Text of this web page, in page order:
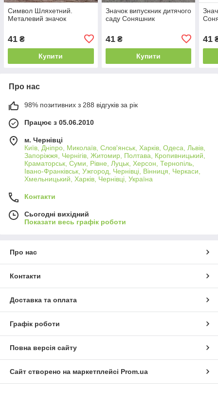
Символ Шляхетний.
Металевий значок
41 ₴
Купити
Значок випускник дитячого
саду Соняшник
41₴
Купити
41
Про нас
98% позитивних з 288 відгуків за рік
Працює з 05.06.2010
м. Чернівці
Київ, Дніпро, Миколаїв, Слов'янськ, Харків, Одеса, Львів,
Запоріжжя, Чернігів, Житомир, Полтава, Кропивницький,
Краматорськ, Суми, Рівне, Луцьк, Херсон, Тернопіль,
Івано-Франківськ, Ужгород, Чернівці, Вінниця, Черкаси,
Хмельницький, Харків, Чернівці, Україна
Контакти
Сьогодні вихідний
Показати весь графік роботи
Про нас
Контакти
Доставка та оплата
Графік роботи
Повна версія сайту
Сайт створено на маркетплейсі Prom.ua